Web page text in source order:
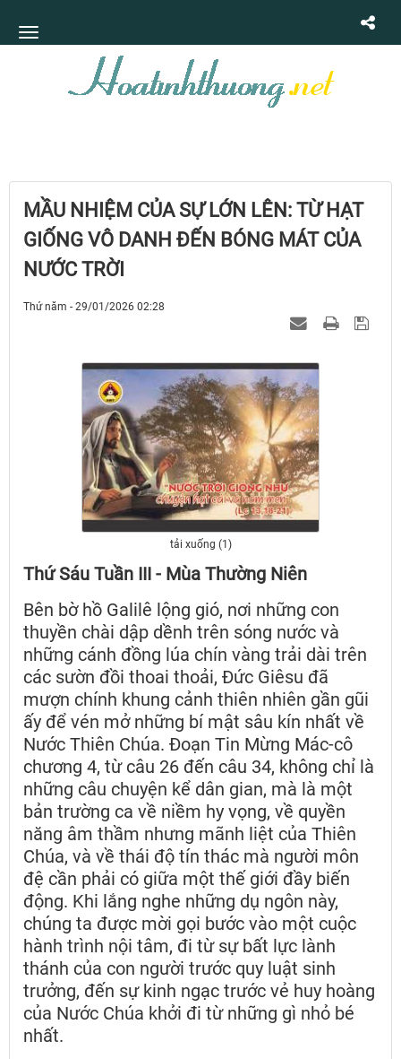
MẦU NHIỆM CỦA SỰ LỚN LÊN: TỪ HẠT
GIỐNG VÔ DANH ĐẾN BÓNG MÁT CỦA
NƯỚC TRỜI
Thứ năm - 29/01/2026 02:28
tải xuống (1)
Thứ Sáu Tuần III - Mùa Thường Niên
Bên bờ hồ Galilê lộng gió, nơi những con
thuyền chài dập dềnh trên sóng nước và
những cánh đồng lúa chín vàng trải dài trên
các sườn đồi thoai thoải, Đức Giêsu đã
mượn chính khung cảnh thiên nhiên gần gũi
ấy để vén mở những bí mật sâu kín nhất về
Nước Thiên Chúa. Đoạn Tin Mừng Mác-cô
chương 4, từ câu 26 đến câu 34, không chỉ là
những câu chuyện kể dân gian, mà là một
bản trường ca về niềm hy vọng, về quyền
năng âm thầm nhưng mãnh liệt của Thiên
Chúa, và về thái độ tín thác mà người môn
đệ cần phải có giữa một thế giới đầy biến
động. Khi lắng nghe những dụ ngôn này,
chúng ta được mời gọi bước vào một cuộc
hành trình nội tâm, đi từ sự bất lực lành
thánh của con người trước quy luật sinh
trưởng, đến sự kinh ngạc trước vẻ huy hoàng
của Nước Chúa khởi đi từ những gì nhỏ bé
nhất.